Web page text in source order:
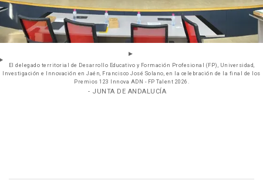
El delegado territorial de Desarrollo Educativo y Formación Profesional (FP), Universidad,
Investigación e Innovación en Jaén, Francisco José Solano, en la celebración de la final de los
Premios 123 Innova ADN - FP Talent 2026.
- JUNTA DE ANDALUCÍA